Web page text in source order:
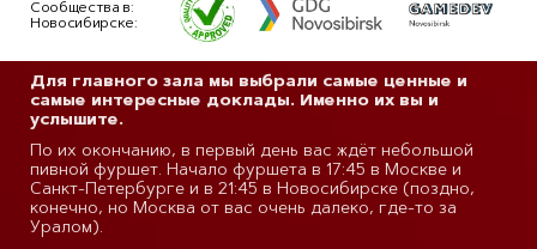
Сообщества в:
Новосибирске:
Для главного зала мы выбрали самые ценные и
самые интересные доклады. Именно их вы и
услышите.
По их окончанию, в первый день вас ждёт небольшой
пивной фуршет. Начало фуршета в 17:45 в Москве и
Санкт-Петербурге и в 21:45 в Новосибирске (поздно,
конечно, но Москва от вас очень далеко, где-то за
Уралом).